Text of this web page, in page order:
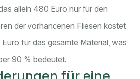
allein 480 Euro nur für den
der vorhandenen Fliesen kostet
für das gesamte Material, was
90 % bedeutet.
für eine